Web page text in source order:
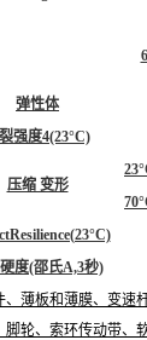
弹性体
强度4(23°C)
压缩 变形
度(邵氏A,3秒)
薄板和薄膜、变速
轮、索环传动带、